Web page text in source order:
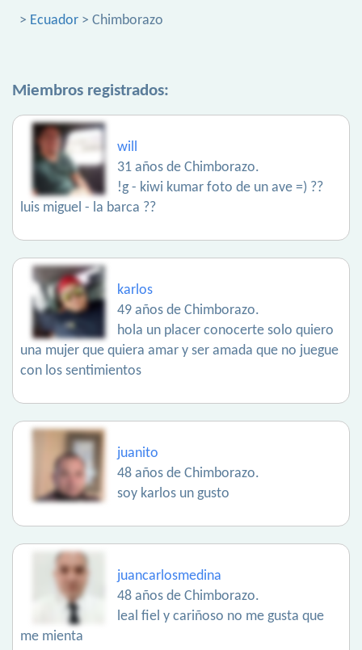
> Ecuador > Chimborazo
Miembros registrados:
will
31 años de Chimborazo.
!g - kiwi kumar foto de un ave =) ??
luis miguel - la barca ??
karlos
49 años de Chimborazo.
hola un placer conocerte solo quiero
una mujer que quiera amar y ser amada que no juegue
con los sentimientos
juanito
48 años de Chimborazo.
soy karlos un gusto
juancarlosmedina
48 años de Chimborazo.
leal fiel y cariñoso no me gusta que
me mienta